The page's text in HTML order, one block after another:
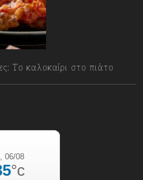
Το καλοκαίρι στο πιάτο